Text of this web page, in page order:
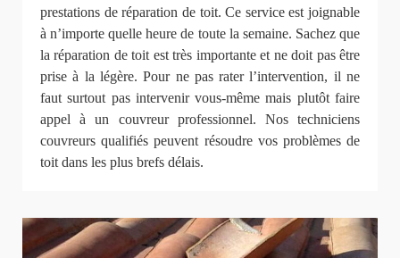
prestations de réparation de toit. Ce service est joignable
à n’importe quelle heure de toute la semaine. Sachez que
la réparation de toit est très importante et ne doit pas être
prise à la légère. Pour ne pas rater l’intervention, il ne
faut surtout pas intervenir vous-même mais plutôt faire
appel à un couvreur professionnel. Nos techniciens
couvreurs qualifiés peuvent résoudre vos problèmes de
toit dans les plus brefs délais.